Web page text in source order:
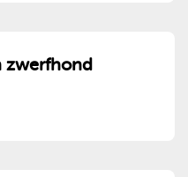
zwerfhond